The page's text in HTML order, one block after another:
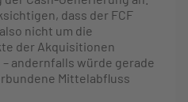
dass der FCF
nicht um die
der Akquisitionen
andernfalls würde gerade
Mittelabfluss